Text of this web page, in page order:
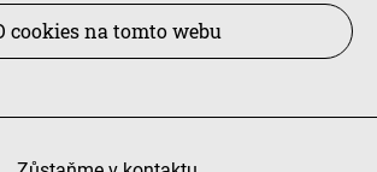
cookies na tomto webu